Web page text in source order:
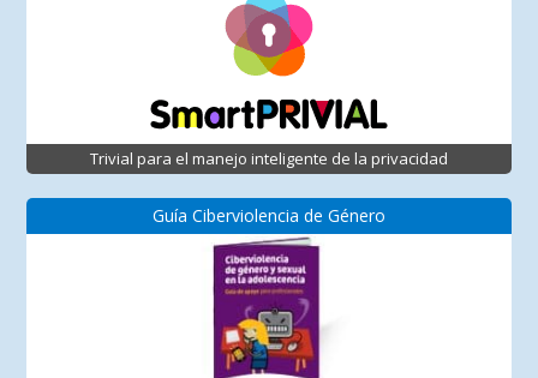
Trivial para el manejo inteligente de la privacidad
Guía Ciberviolencia de Género